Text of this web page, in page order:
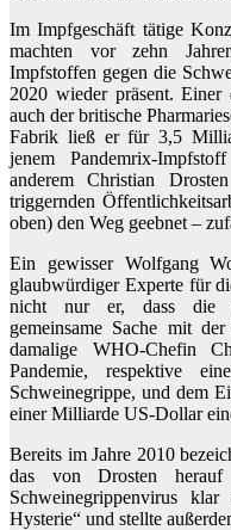
Im Impfgeschäft tätige
machten vor zehn
Impfstoffen gegen die
2020 wieder präsent.
auch der britische
Fabrik ließ er für 3,5
jenem Pandemrix-
anderem Christian
triggernden
oben) den Weg geebnet –
Ein gewisser Wolfgang
glaubwürdiger Experte für
nicht nur er, dass die
gemeinsame Sache mit
damalige WHO-Chefin
Pandemie, respektive
Schweinegrippe, und dem
einer Milliarde US-Dollar
Bereits im Jahre 2010
das von Drosten herauf
Schweinegrippenvirus
Hysterie“ und stellte